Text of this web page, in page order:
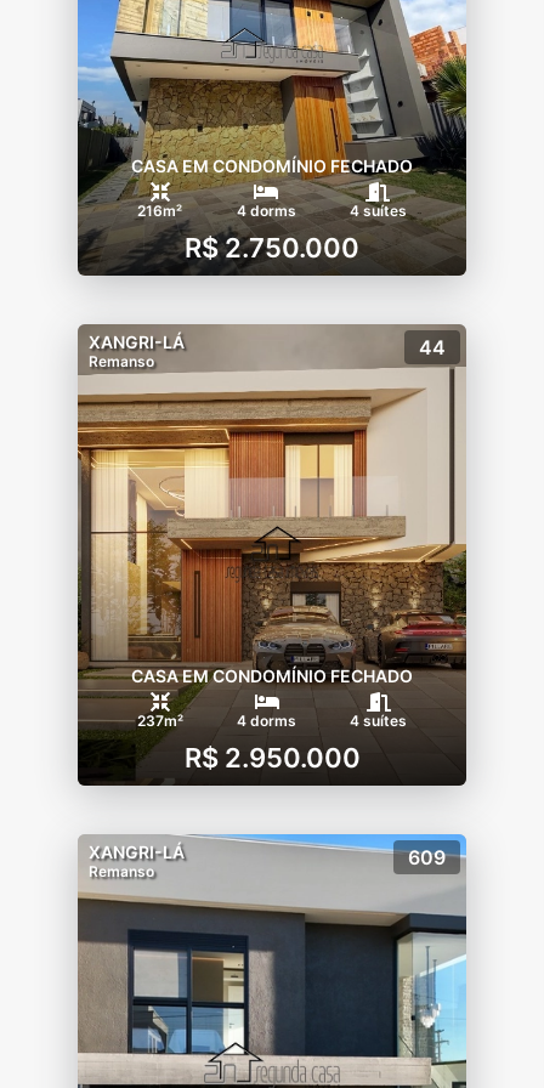
- Quadra de Beach tênis
CASA EM CONDOMÍNIO FECHADO
216m² 4 dorms 4 suítes
R$ 2.750.000
XANGRI-LÁ
Remanso
44
CASA EM CONDOMÍNIO FECHADO
237m² 4 dorms 4 suítes
R$ 2.950.000
XANGRI-LÁ
Remanso
609